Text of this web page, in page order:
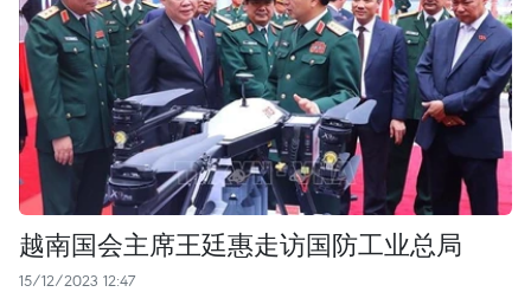
越南国会主席王廷惠走访国防工业总局
15/12/2023 12:47